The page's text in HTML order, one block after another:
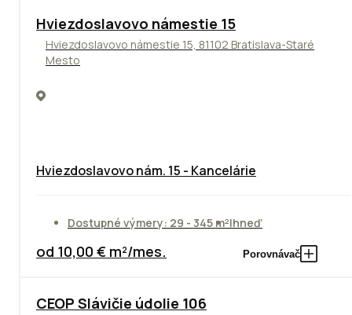
ODPORÚČAME
Hviezdoslavovo námestie 15
Hviezdoslavovo námestie 15, 81102 Bratislava-Staré
Mesto
Hviezdoslavovo nám. 15 - Kancelárie
Dostupné výmery: 29 - 345 m²Ihneď
od 10,00 € m²/mes. Porovnávač
CEOP Slávičie údolie 106